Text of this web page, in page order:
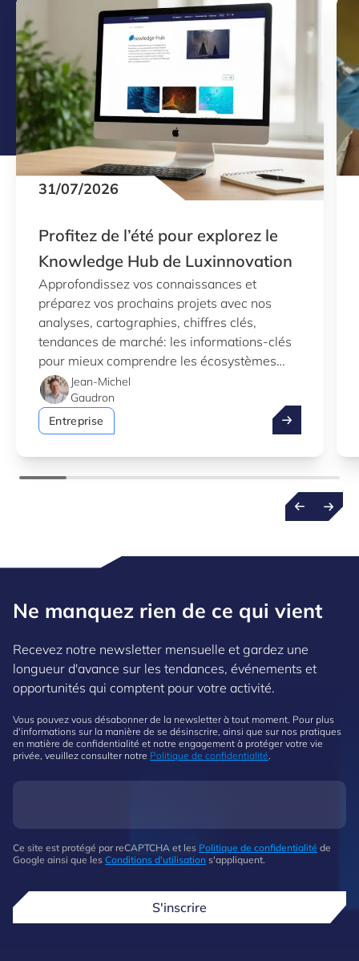
31/07/2026
Profitez de l’été pour explorez le
Knowledge Hub de Luxinnovation
Approfondissez vos connaissances et
préparez vos prochains projets avec nos
analyses, cartographies, chiffres clés,
tendances de marché: les informations-clés
pour mieux comprendre les écosystèmes
d’innovation au Luxembourg.
Jean-Michel
Gaudron
Entreprise
Profitez de
Ne manquez rien de ce qui vient
Recevez notre newsletter mensuelle et gardez une
longueur d'avance sur les tendances, événements et
opportunités qui comptent pour votre activité.
Vous pouvez vous désabonner de la newsletter à tout moment. Pour plus
d'informations sur la manière de se désinscrire, ainsi que sur nos pratiques
en matière de confidentialité et notre engagement à protéger votre vie
privée, veuillez consulter notre Politique de confidentialité
Ce site est protégé par reCAPTCHA et les Politique de confidentialité de
Google ainsi que les Conditions d'utilisation s'appliquent.
S'inscrire